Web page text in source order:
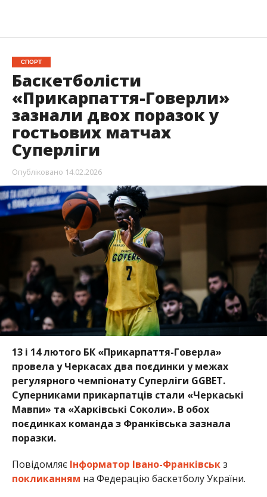
СПОРТ
Баскетболісти
«Прикарпаття-Говерли»
зазнали двох поразок у
гостьових матчах
Суперліги
Опубліковано 14.02.2026
13 і 14 лютого БК «Прикарпаття-Говерла»
провела у Черкасах два поєдинки у межах
регулярного чемпіонату Суперліги GGBET.
Суперниками прикарпатців стали «Черкаські
Мавпи» та «Харківські Соколи». В обох
поєдинках команда з Франківська зазнала
поразки.
Повідомляє Інформатор Івано-Франківськз
покликанням на Федерацію баскетболу України.